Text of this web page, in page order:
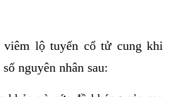
viêm lộ tuyến cổ tử cung khi
nguyên nhân sau: